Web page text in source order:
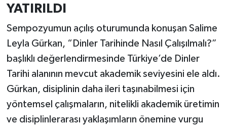
YATIRILDI
Sempozyumun açılış oturumunda konuşan Salime
Leyla Gürkan, “Dinler Tarihinde Nasıl Çalışılmalı?”
başlıklı değerlendirmesinde Türkiye’de Dinler
Tarihi alanının mevcut akademik seviyesini ele aldı.
Gürkan, disiplinin daha ileri taşınabilmesi için
yöntemsel çalışmaların, nitelikli akademik üretimin
ve disiplinlerarası yaklaşımların önemine vurgu